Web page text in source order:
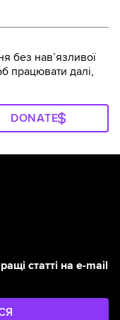
без навʼязливої
працювати далі,
DONATE
статті на e-mail